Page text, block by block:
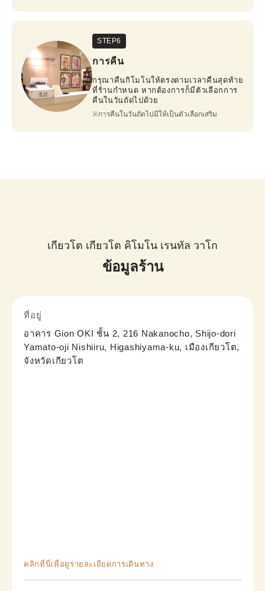
STEP6
การคืน
กรุณาคืนกิโมโนให้ตรงตามเวลาคืนสุดท้าย
ที่ร้านกำหนด หากต้องการก็มีตัวเลือกการ
คืนในวันถัดไปด้วย
※การคืนในวันถัดไปมีให้เป็นตัวเลือกเสริม
เกียวโต เกียวโต คิโมโน เรนทัล วาโก
ข้อมูลร้าน
ที่อยู่
อาคาร Gion OKI ชั้น 2, 216 Nakanocho, Shijo-dori
Yamato-oji Nishiiru, Higashiyama-ku, เมืองเกียวโต,
จังหวัดเกียวโต
คลิกที่นี่เพื่อดูรายละเอียดการเดินทาง